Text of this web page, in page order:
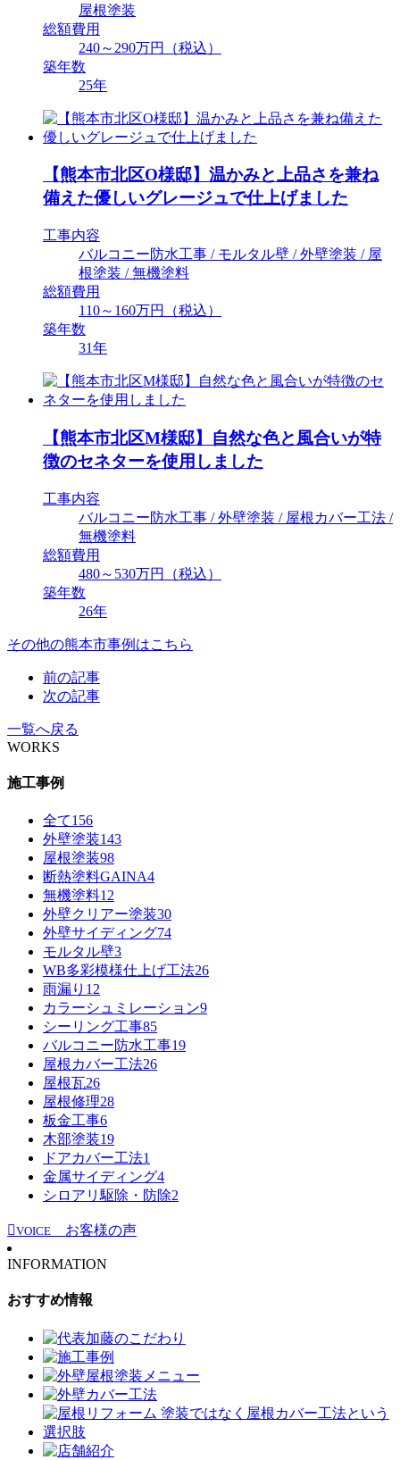
屋根塗装
総額費用
240～290万円（税込）
築年数
25年
【熊本市北区O様邸】温かみと上品さを兼ね
備えた優しいグレージュで仕上げました
工事内容
バルコニー防水工事 / モルタル壁 / 外壁塗装 / 屋
根塗装 / 無機塗料
総額費用
110～160万円（税込）
築年数
31年
【熊本市北区M様邸】自然な色と風合いが特
徴のセネターを使用しました
工事内容
バルコニー防水工事 / 外壁塗装 / 屋根カバー工法 /
無機塗料
総額費用
480～530万円（税込）
築年数
26年
その他の熊本市事例はこちら
前の記事
次の記事
一覧へ戻る
WORKS
施工事例
全て156
外壁塗装143
屋根塗装98
断熱塗料GAINA4
無機塗料12
外壁クリアー塗装30
外壁サイディング74
モルタル壁3
WB多彩模様仕上げ工法26
雨漏り 12
カラーシュミレーション9
シーリング工事85
バルコニー防水工事19
屋根カバー工法26
屋根瓦26
屋根修理28
板金工事6
木部塗装19
ドアカバー工法1
金属サイディング4
シロアリ駆除・防除2
VOICE お客様の声
INFORMATION
おすすめ情報